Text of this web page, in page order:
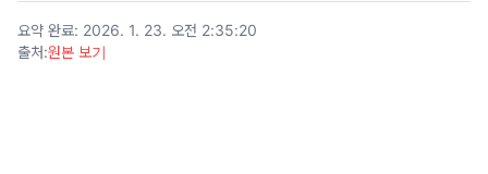
요약 완료: 2026. 1. 23. 오전 2:35:20
출처:원본 보기